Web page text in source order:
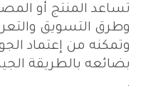
تساعد المنتج أو
وطرق التسويق
وتمكنه من إعتماد
بضائعه بالطريقة
.